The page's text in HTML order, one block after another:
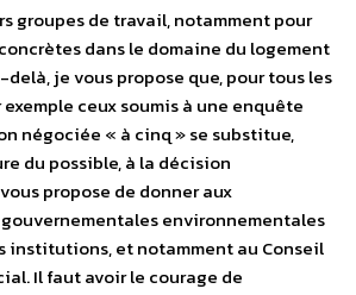
groupes de travail, notamment pour
dans le domaine du logement
je vous propose que, pour tous les
ceux soumis à une enquête
négociée « à cinq » se substitue,
du possible, à la décision
propose de donner aux
environnementales
institutions, et notamment au Conseil
Il faut avoir le courage de